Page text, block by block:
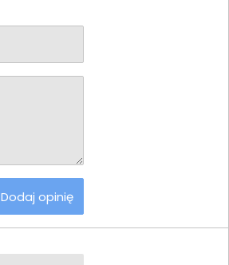
Dodaj opinię